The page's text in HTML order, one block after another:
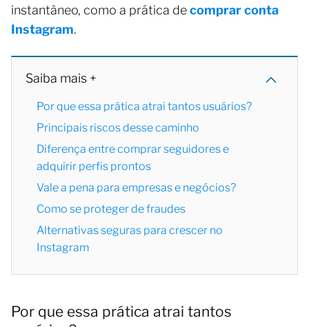
instantâneo, como a prática decomprar conta
Instagram.
Saiba mais +
Por que essa prática atrai tantos usuários?
Principais riscos desse caminho
Diferença entre comprar seguidores e
adquirir perfis prontos
Vale a pena para empresas e negócios?
Como se proteger de fraudes
Alternativas seguras para crescer no
Instagram
Por que essa prática atrai tantos